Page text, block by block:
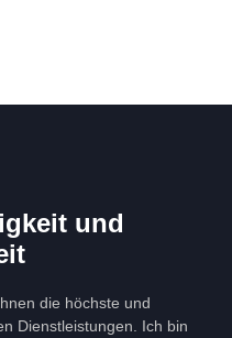
und
die höchste und
Dienstleistungen. Ich bin